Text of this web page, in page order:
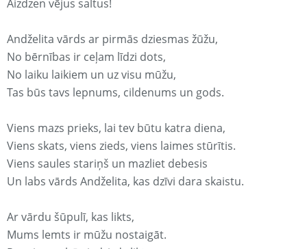
Aizdzen vējus saltus!
Andželita vārds ar pirmās dziesmas žūžu,
No bērnības ir ceļam līdzi dots,
No laiku laikiem un uz visu mūžu,
Tas būs tavs lepnums, cildenums un gods.
Viens mazs prieks, lai tev būtu katra diena,
Viens skats, viens zieds, viens laimes stūrītis.
Viens saules stariņš un mazliet debesis
Un labs vārds Andželita, kas dzīvi dara skaistu.
Ar vārdu šūpulī, kas likts,
Mums lemts ir mūžu nostaigāt.